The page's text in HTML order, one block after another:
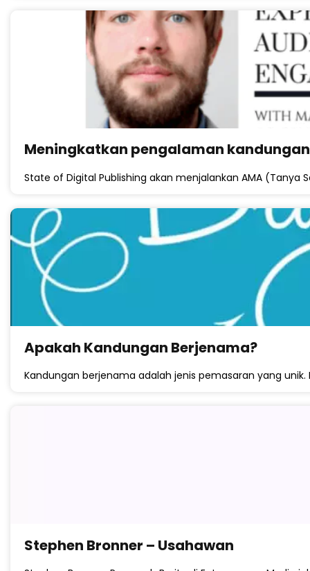
Meningkatkan pengalaman
State of Digital Publishing akan menjalankan AMA (Tanya
Apakah Kandungan Berjenama?
Kandungan berjenama adalah jenis pemasaran yang
Stephen Bronner – Usahawan